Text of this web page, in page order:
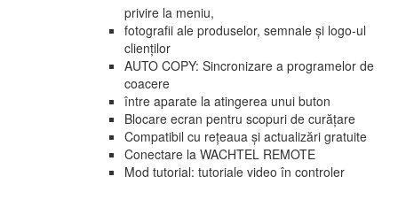
privire la meniu,
fotografii ale produselor, semnale și logo-ul
clienților
AUTO COPY: Sincronizare a programelor de
coacere
între aparate la atingerea unui buton
Blocare ecran pentru scopuri de curățare
Compatibil cu rețeaua și actualizări gratuite
Conectare la WACHTEL REMOTE
Mod tutorial: tutoriale video în controler